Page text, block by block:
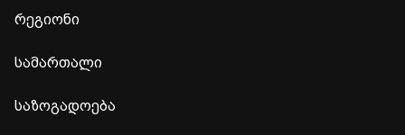
რეგიონი
სამართალი
საზოგადოება